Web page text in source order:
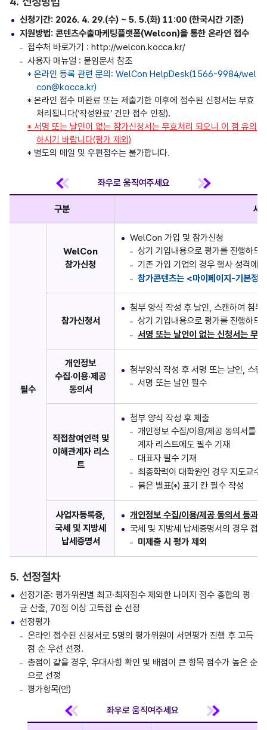
신청기간: 2026. 4. 29.(수) ~ 5. 5.(화) 11:00 (한국시간 기준)
지원방법: 콘텐츠수출마케팅플랫폼(Welcon)을 통한 온라인 접수
접수처 바로가기 : http://welcon.kocca.kr/
사용자 매뉴얼 : 붙임문서 참조
* 온라인 등록 관련 문의: WelCon HelpDesk(1566-9984/wel
con@kocca.kr)
* 온라인 접수 미완료 또는 제출기한 이후에 접수된 신청서는 무효
처리됩니다(‘작성완료’ 건만 접수 인정).
* 서명 또는 날인이 없는 참가신청서는 무효처리 되오니 이 점 유의
하시기 바랍니다(평가 제외)
* 별도의 메일 및 우편접수는 불가합니다.
구분 세
필수
WelCon
참가신청
WelCon 가입 및 참가신청
상기 기입내용으로 평가를 진행하므
기존 가입 기업의 경우 행사 성격에
참가콘텐츠는 <마이페이지-기본정
참가신청서
첨부 양식 작성 후 날인, 스캔하여 첨부
상기 기입내용으로 평가를 진행하므
서명 또는 날인이 없는 신청서는 무
개인정보
수집·이용·제공
동의서
첨부양식 작성 후 서명 또는 날인, 스캔
서명 또는 날인 필수
직접참여인력 및
이해관계자 리스
트
첨부 양식 작성 후 제출
개인정보 수집/이용/제공 동의서를
계자 리스트에도 필수 기재
대표자 필수 기재
최종학력이 대학원인 경우 지도교수
붉은 별표(*) 표기 칸 필수 작성
사업자등록증,
국세 및 지방세
납세증명서
개인정보 수집/이용/제공 동의서 등과
국세 및 지방세 납세증명서의 경우 접
미제출 시 평가 제외
5. 선정절차
선정기준: 평가위원별 최고·최저점수 제외한 나머지 점수 총합의 평
균 산출, 70점 이상 고득점 순 선정
선정평가
온라인 접수된 신청서로 5명의 평가위원이 서면평가 진행 후 고득
점 순 우선 선정.
총점이 같을 경우, 우대사항 확인 및 배점이 큰 항목 점수가 높은 순
으로 선정
평가항목(안)